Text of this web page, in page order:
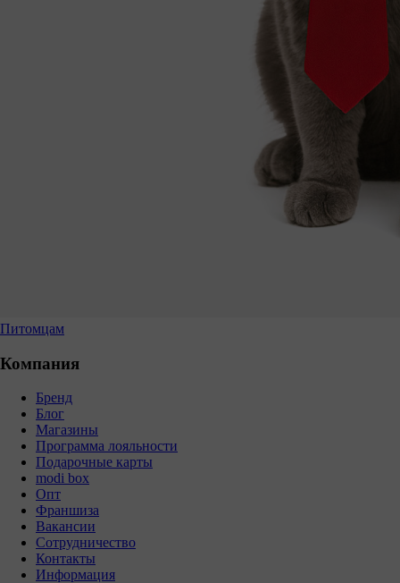
Питомцам
Компания
Бренд
Блог
Магазины
Программа лояльности
Подарочные карты
modi box
Опт
Франшиза
Вакансии
Сотрудничество
Контакты
Информация